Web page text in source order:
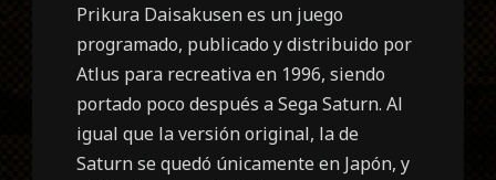
Prikura Daisakusen es un juego
programado, publicado y distribuido por
Atlus para recreativa en 1996, siendo
portado poco después a Sega Saturn. Al
igual que la versión original, la de
Saturn se quedó únicamente en Japón, y